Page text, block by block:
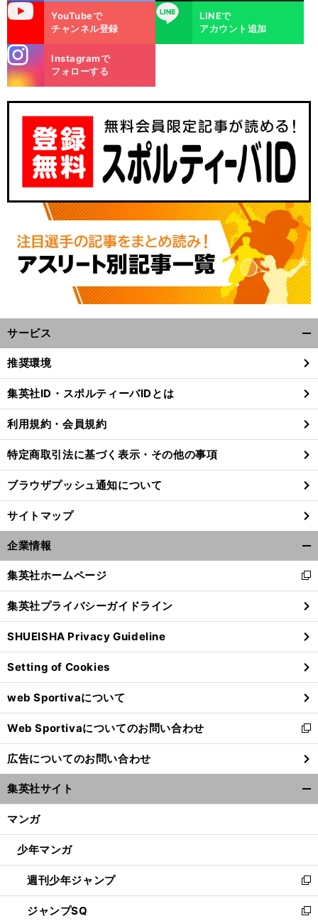
へ
YouTubeで
チャンネル登録
LINE
LINEで
アカウント追加
m
Instagramで
フォローする
サービス
閉
る
推奨環境
集英社ID・スポルティーバIDとは
利用規約・会員規約
特定商取引法に基づく表示・その他の事項
ブラウザプッシュ通知について
サイトマップ
企業情報
閉
る
集英社ホームページ
新
し
い
ウ
ィ
ン
ド
ウ
で
開
く
集英社プライバシーガイドライン
SHUEISHA Privacy Guideline
Setting of Cookies
web Sportivaについて
Web Sportivaについてのお問い合わせ
新
し
い
ウ
ィ
ン
ウ
開
く
広告についてのお問い合わせ
集英社サイト
マンガ
少年マンガ
週刊少年ジャンプ
新
し
い
ジャンプSQ
新